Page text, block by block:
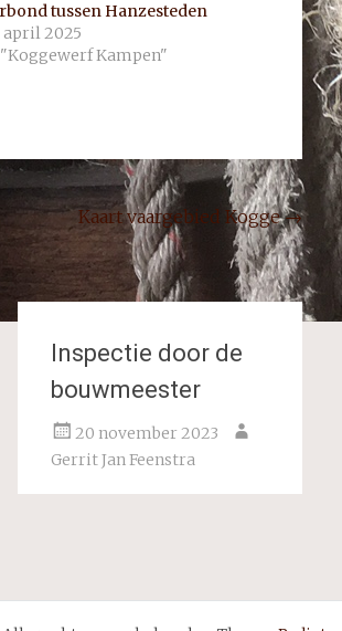
tussen Hanzesteden
april 2025
Kampen"
Kaart vaargebied Kogge→
Inspectie door de
bouwmeester
20 november 2023
Gerrit Jan Feenstra